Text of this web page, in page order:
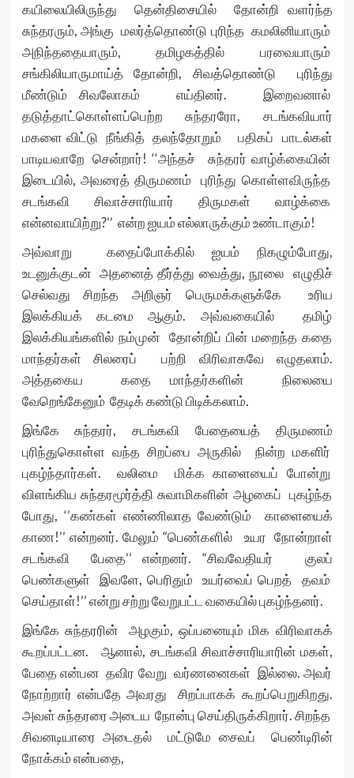
கயிலையிலிருந்து தென்திசையில் தோன்றி வளர்ந்த
சுந்தரரும், அங்கு மலர்த்தொண்டு புரிந்த கமலினியாரும்
அநிந்ததையாரும், தமிழகத்தில் பரவையாரும்
சங்கிலியாருமாய்த் தோன்றி, சிவத்தொண்டு புரிந்து
மீண்டும் சிவலோகம் எய்தினர். இறைவனால்
தடுத்தாட்கொள்ளப்பெற்ற சுந்தரரோ, சடங்கவியார்
மகளை விட்டு நீங்கித் தலந்தோறும் பதிகப் பாடல்கள்
பாடியவாறே சென்றார்! ‘‘அந்தச் சுந்தரர் வாழ்க்கையின்
இடையில், அவரைத் திருமணம் புரிந்து கொள்ளவிருந்த
சடங்கவி சிவாச்சாரியார் திருமகள் வாழ்க்கை
என்னவாயிற்று?’’ என்ற ஐயம் எல்லாருக்கும் உண்டாகும்!
அவ்வாறு கதைப்போக்கில் ஐயம் நிகழும்போது,
உடனுக்குடன் அதனைத் தீர்த்து வைத்து, நூலை எழுதிச்
செல்வது சிறந்த அறிஞர் பெருமக்களுக்கே உரிய
இலக்கியக் கடமை ஆகும். அவ்வகையில் தமிழ்
இலக்கியங்களில் நம்முன் தோன்றிப் பின் மறைந்த கதை
மாந்தர்கள் சிலரைப் பற்றி விரிவாகவே எழுதலாம்.
அத்தகைய கதை மாந்தர்களின் நிலையை
வேறெங்கேனும் தேடிக் கண்டு பிடிக்கலாம்.
இங்கே சுந்தரர், சடங்கவி பேதையைத் திருமணம்
புரிந்துகொள்ள வந்த சிறப்பை அருகில் நின்ற மகளிர்
புகழ்ந்தார்கள். வலிமை மிக்க காளையைப் போன்று
விளங்கிய சுந்தரமூர்த்தி சுவாமிகளின் அழகைப் புகழ்ந்த
போது, ‘’கண்கள் எண்ணிலாத வேண்டும் காளையைக்
காண!’’ என்றனர். மேலும் “பெண்களில் உயர நோன்றாள்
சடங்கவி பேதை’’ என்றனர். “சிவவேதியர் குலப்
பெண்களுள் இவளே, பெரிதும் உயர்வைப் பெறத் தவம்
செய்தாள்!’’ என்று சற்று வேறுபட்ட வகையில் புகழ்ந்தனர்.
இங்கே சுந்தரரின் அழகும், ஒப்பனையும் மிக விரிவாகக்
கூறப்பட்டன. ஆனால், சடங்கவி சிவாச்சாரியாரின் மகள்,
பேதை என்பன தவிர வேறு வர்ணனைகள் இல்லை. அவர்
நோற்றார் என்பதே அவரது சிறப்பாகக் கூறப்பெறுகிறது.
அவள் சுந்தரரை அடைய நோன்பு செய்திருக்கிறார். சிறந்த
சிவனடியாரை அடைதல் மட்டுமே சைவப் பெண்டிரின்
நோக்கம் என்பதை,